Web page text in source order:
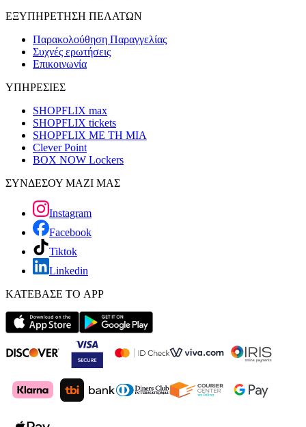
ΕΞΥΠΗΡΕΤΗΣΗ ΠΕΛΑΤΩΝ
Παρακολούθηση Παραγγελίας
Συχνές ερωτήσεις
Επικοινωνία
ΥΠΗΡΕΣΙΕΣ
SHOPFLIX max
SHOPFLIX tickets
SHOPFLIX ΜΕ ΤΗ ΜΙΑ
Clever Point
BOX NOW Lockers
ΣΥΝΔΕΣΟΥ ΜΑΖΙ ΜΑΣ
Instagram
Facebook
Tiktok
Linkedin
ΚΑΤΕΒΑΣΕ ΤΟ APP